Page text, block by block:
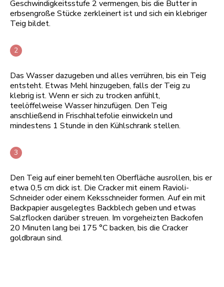
Geschwindigkeitsstufe 2 vermengen, bis die Butter in
erbsengroße Stücke zerkleinert ist und sich ein klebriger
Teig bildet.
Das Wasser dazugeben und alles verrühren, bis ein Teig
entsteht. Etwas Mehl hinzugeben, falls der Teig zu
klebrig ist. Wenn er sich zu trocken anfühlt,
teelöffelweise Wasser hinzufügen. Den Teig
anschließend in Frischhaltefolie einwickeln und
mindestens 1 Stunde in den Kühlschrank stellen.
Den Teig auf einer bemehlten Oberfläche ausrollen, bis er
etwa 0,5 cm dick ist. Die Cracker mit einem Ravioli-
Schneider oder einem Keksschneider formen. Auf ein mit
Backpapier ausgelegtes Backblech geben und etwas
Salzflocken darüber streuen. Im vorgeheizten Backofen
20 Minuten lang bei 175 °C backen, bis die Cracker
goldbraun sind.